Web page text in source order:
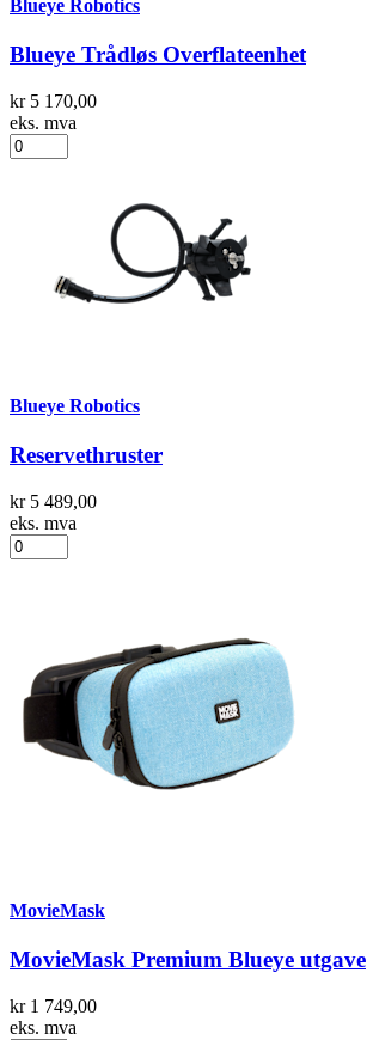
Blueye Robotics
Blueye Trådløs Overflateenhet
kr 5 170,00
eks. mva
Blueye Robotics
Reservethruster
kr 5 489,00
eks. mva
MovieMask
MovieMask Premium Blueye utgave
kr 1 749,00
eks. mva